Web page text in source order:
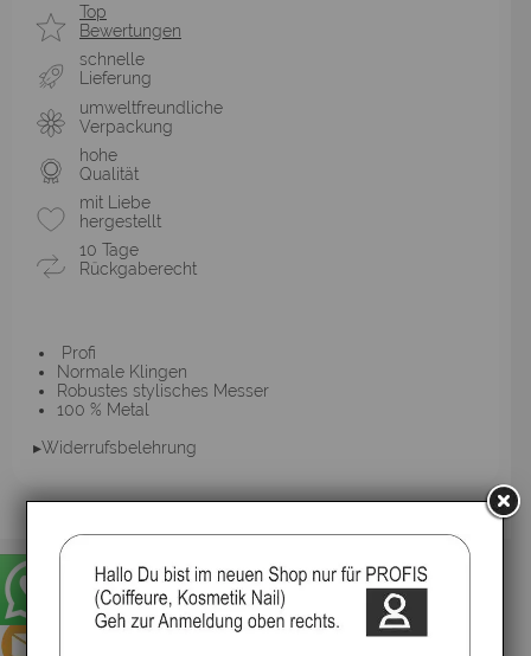
Top
Bewertungen
schnelle
Lieferung
umweltfreundliche
Verpackung
hohe
Qualität
mit Liebe
hergestellt
10 Tage
Rückgaberecht
Profi
Normale Klingen
Robustes stylisches Messer
100 % Metal
▸Widerrufsbelehrung